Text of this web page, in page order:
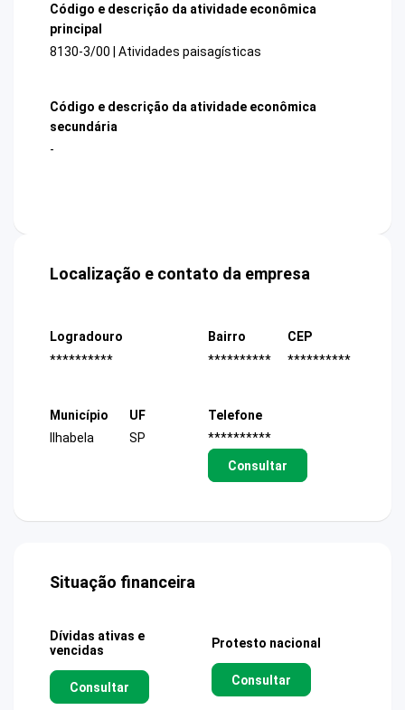
Código e descrição da atividade econômica
principal
8130-3/00 | Atividades paisagísticas
Código e descrição da atividade econômica
secundária
-
Localização e contato da empresa
Logradouro
**********
Bairro
**********
CEP
**********
Município
Ilhabela
UF
SP
Telefone
**********
Consultar
Situação financeira
Dívidas ativas e
vencidas
Consultar
Protesto nacional
Consultar